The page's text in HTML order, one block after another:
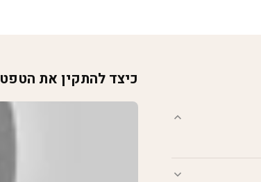
כיצד להתקין את הטפט